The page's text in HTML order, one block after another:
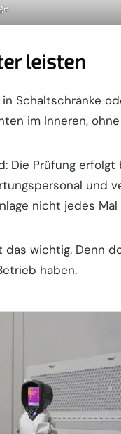
leisten
Schaltschränke
im Inneren,
Die Prüfung
und
nicht jedes
das wichtig. Denn
haben.